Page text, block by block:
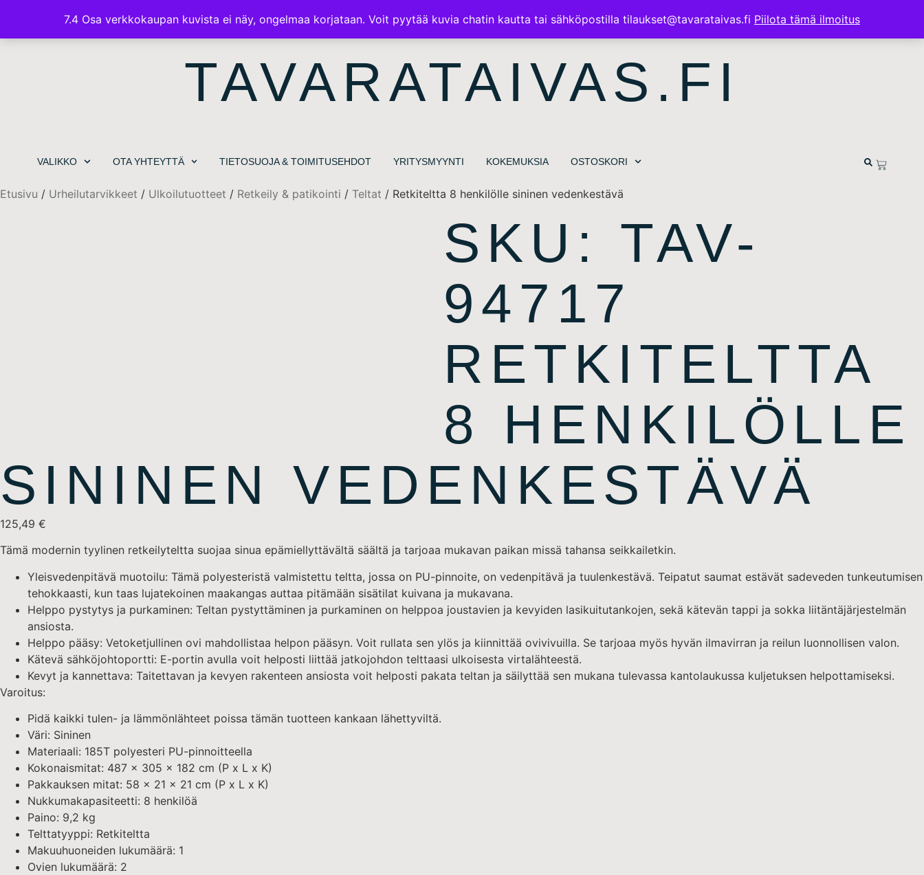
7.4 Osa verkkokaupan kuvista ei näy, ongelmaa korjataan. Voit pyytää kuvia chatin kautta tai sähköpostilla tilaukset@tavarataivas.fi Piilota tämä ilmoitus
ILMAINEN TOIMITUS 100€ TILAUKSISSA
TAVARATAIVAS.FI
VALIKKO OTA YHTEYTTÄ TIETOSUOJA & TOIMITUSEHDOT YRITYSMYYNTI KOKEMUKSIA OSTOSKORI
Etusivu / Urheilutarvikkeet / Ulkoilutuotteet / Retkeily & patikointi / Teltat / Retkiteltta 8 henkilölle sininen vedenkestävä
SKU: TAV-
94717
RETKITELTTA
8 HENKILÖLLE
SININEN VEDENKESTÄVÄ
125,49 €
Tämä modernin tyylinen retkeilyteltta suojaa sinua epämiellyttävältä säältä ja tarjoaa mukavan paikan missä tahansa seikkailetkin.
Yleisvedenpitävä muotoilu: Tämä polyesteristä valmistettu teltta, jossa on PU-pinnoite, on vedenpitävä ja tuulenkestävä. Teipatut saumat estävät sadeveden tunkeutumisen
tehokkaasti, kun taas lujatekoinen maakangas auttaa pitämään sisätilat kuivana ja mukavana.
Helppo pystytys ja purkaminen: Teltan pystyttäminen ja purkaminen on helppoa joustavien ja kevyiden lasikuitutankojen, sekä kätevän tappi ja sokka liitäntäjärjestelmän
ansiosta.
Helppo pääsy: Vetoketjullinen ovi mahdollistaa helpon pääsyn. Voit rullata sen ylös ja kiinnittää ovivivuilla. Se tarjoaa myös hyvän ilmavirran ja reilun luonnollisen valon.
Kätevä sähköjohtoportti: E-portin avulla voit helposti liittää jatkojohdon telttaasi ulkoisesta virtalähteestä.
Kevyt ja kannettava: Taitettavan ja kevyen rakenteen ansiosta voit helposti pakata teltan ja säilyttää sen mukana tulevassa kantolaukussa kuljetuksen helpottamiseksi.
Varoitus:
Pidä kaikki tulen- ja lämmönlähteet poissa tämän tuotteen kankaan lähettyviltä.
Väri: Sininen
Materiaali: 185T polyesteri PU-pinnoitteella
Kokonaismitat: 487 x 305 x 182 cm (P x L x K)
Pakkauksen mitat: 58 x 21 x 21 cm (P x L x K)
Nukkumakapasiteetti: 8 henkilöä
Paino: 9,2 kg
Telttatyyppi: Retkiteltta
Makuuhuoneiden lukumäärä: 1
Ovien lukumäärä: 2